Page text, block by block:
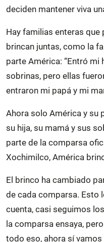
deciden mantener viva
Hay familias enteras
brincan juntas, como la
parte América: “Entró mi
sobrinas, pero ellas
entraron mi papá y mi
Ahora solo América y su
su hija, su mamá y sus
parte de la comparsa
Xochimilco, América
El brinco ha cambiado
de cada comparsa. Esto
cuenta, casi seguimos
la comparsa ensaya,
todo eso, ahora sí